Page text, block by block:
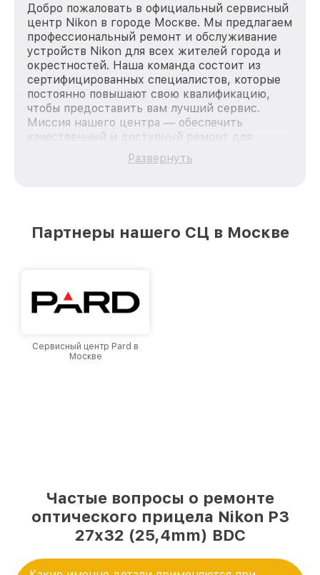
Добро пожаловать в официальный сервисный
центр Nikon в городе Москве. Мы предлагаем
профессиональный ремонт и обслуживание
устройств Nikon для всех жителей города и
окрестностей. Наша команда состоит из
сертифицированных специалистов, которые
постоянно повышают свою квалификацию,
чтобы предоставить вам лучший сервис.
Миссия нашего центра — обеспечить
качественный и доступный ремонт для
каждого пользователя продукции Nikon, вне
зависимости от сложности поломки. Мы
Москве, постоянно повышая уровень доверия
Развернуть
Партнеры нашего СЦ в Москве
Сервисный центр Pard в
Москве
Частые вопросы о ремонте
оптического прицела Nikon P3
27x32 (25,4mm) BDC